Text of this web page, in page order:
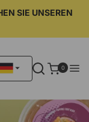
SIE UNSEREN
00
Artikel